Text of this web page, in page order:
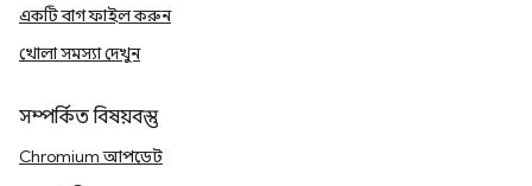
একটি বাগ ফাইল করুন
খোলা সমস্যা দেখুন
সম্পর্কিত বিষয়বস্তু
Chromium আপডেট